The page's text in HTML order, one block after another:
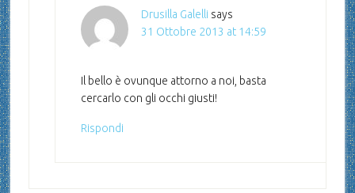
Drusilla Galelli says
31 Ottobre 2013 at 14:59
Il bello è ovunque attorno a noi, basta
cercarlo con gli occhi giusti!
Rispondi